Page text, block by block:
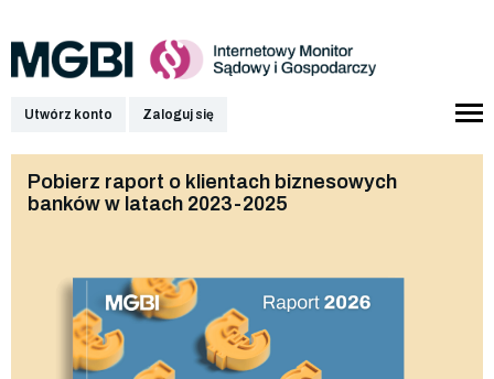
Utwórz konto Zaloguj się
Pobierz raport o klientach biznesowych
banków w latach 2023-2025